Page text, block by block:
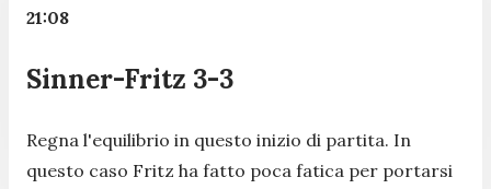
21:08
Sinner-Fritz 3-3
Regna l'equilibrio in questo inizio di partita. In
questo caso Fritz ha fatto poca fatica per portarsi